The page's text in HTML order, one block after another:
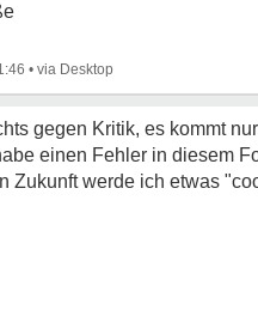
•
gegen Kritik, es kommt
einen Fehler in diesem
Zukunft werde ich etwas